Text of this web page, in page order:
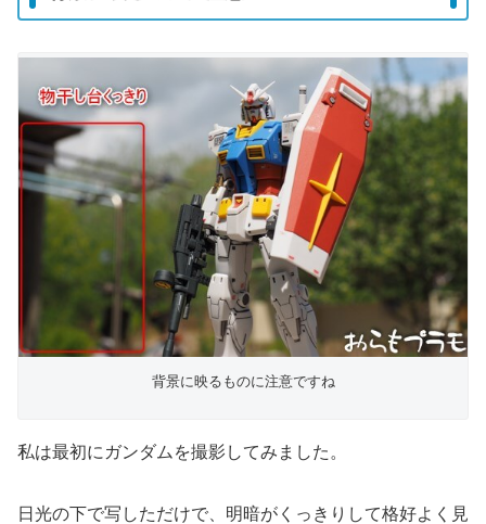
背景に映るものに注意ですね
私は最初にガンダムを撮影してみました。
日光の下で写しただけで、明暗がくっきりして格好よく見